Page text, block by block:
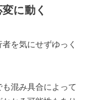
に動く
を気にせずゆっく
混み具合によって